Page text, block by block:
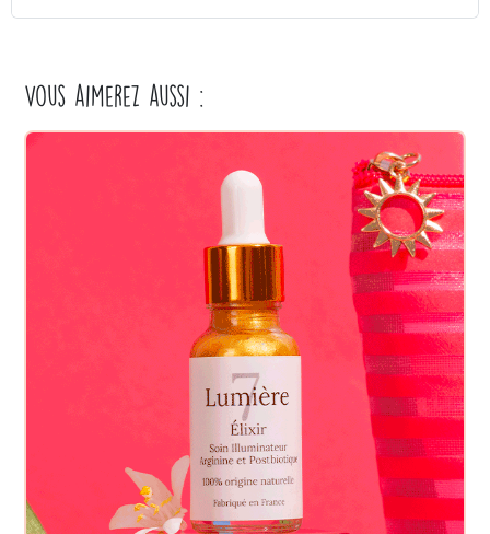
Vous aimerez aussi :